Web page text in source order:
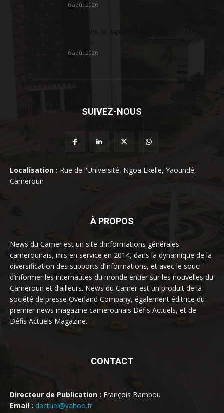
6 août 2026
6 août 2026
SUIVEZ-NOUS
Localisation : Rue de l'Université, Ngoa Ekelle, Yaoundé,
Cameroun
À PROPOS
News du Camer est un site d’informations générales
camerounais, mis en service en 2014, dans la dynamique de la
diversification des supports d’informations, et avec le souci
d’informer les internautes du monde entier sur les nouvelles du
Cameroun et d’ailleurs. News du Camer est un produit de la
société de presse Overland Company, également éditrice du
premier news magazine camerounais Défis Actuels, et de
Défis Actuels Magazine.
CONTACT
Directeur de Publication : François Bambou
Email : dactuel@yahoo.fr